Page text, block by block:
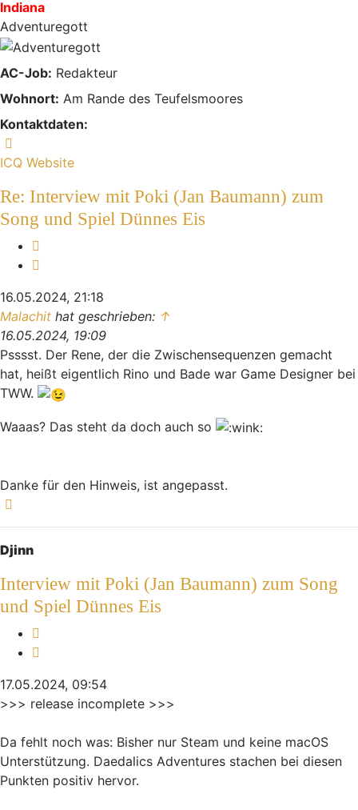
Indiana
Adventuregott
AC-Job: Redakteur
Wohnort: Am Rande des Teufelsmoores
Kontaktdaten:
ICQ Website
Re: Interview mit Poki (Jan Baumann) zum
Song und Spiel Dünnes Eis
16.05.2024, 21:18
Malachit hat geschrieben: ↑
16.05.2024, 19:09
Psssst. Der Rene, der die Zwischensequenzen gemacht
hat, heißt eigentlich Rino und Bade war Game Designer bei
TWW.
Waaas? Das steht da doch auch so
Danke für den Hinweis, ist angepasst.
Djinn
Interview mit Poki (Jan Baumann) zum Song
und Spiel Dünnes Eis
17.05.2024, 09:54
>>> release incomplete >>>
Da fehlt noch was: Bisher nur Steam und keine macOS
Unterstützung. Daedalics Adventures stachen bei diesen
Punkten positiv hervor.